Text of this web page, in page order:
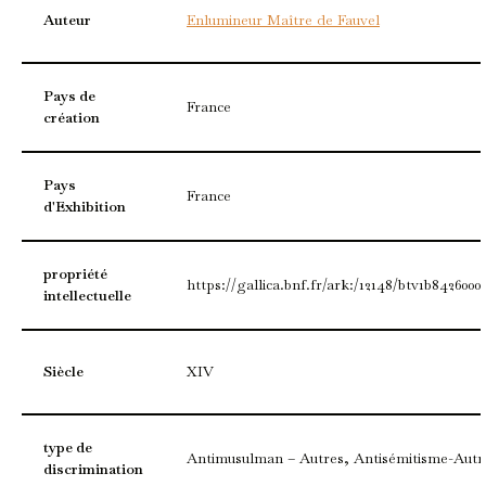
Auteur Enlumineur Maître de Fauvel
Pays de
création
France
Pays
d'Exhibition
France
propriété
intellectuelle
https://gallica.bnf.fr/ark:/12148/
Siècle XIV
type de
discrimination
Antimusulman – Autres, Antisémitisme-